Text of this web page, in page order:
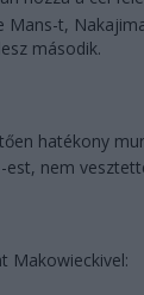
Mans-t,
második.
hatékony
est, nem
Makowieckivel: